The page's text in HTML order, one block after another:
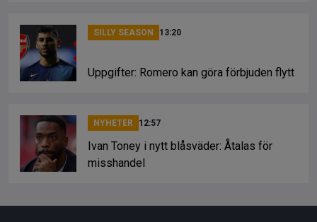
SILLY SEASON 13:20
Uppgifter: Romero kan göra förbjuden flytt
NYHETER 12:57
Ivan Toney i nytt blåsväder: Åtalas för
misshandel